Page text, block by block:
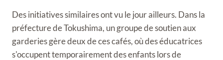
Des initiatives similaires ont vu le jour ailleurs. Dans la
préfecture de Tokushima, un groupe de soutien aux
garderies gère deux de ces cafés, où des éducatrices
s'occupent temporairement des enfants lors de